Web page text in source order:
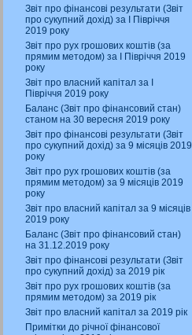
Звіт про фінансові результати (Звіт
про сукупний дохід) за І Півріччя
2019 року
Звіт про рух грошових коштів (за
прямим методом) за І Півріччя 2019
року
Звіт про власний капітал за І
Півріччя 2019 року
Баланс (Звіт про фінансовий стан)
станом на 30 вересня 2019 року
Звіт про фінансові результати (Звіт
про сукупний дохід) за 9 місяців 2019
року
Звіт про рух грошових коштів (за
прямим методом) за 9 місяців 2019
року
Звіт про власний капітал за 9 місяців
2019 року
Баланс (Звіт про фінансовий стан)
на 31.12.2019 року
Звіт про фінансові результати (Звіт
про сукупний дохід) за 2019 рік
Звіт про рух грошових коштів (за
прямим методом) за 2019 рік
Звіт про власний капітал за 2019 рік
Примітки до річної фінансової